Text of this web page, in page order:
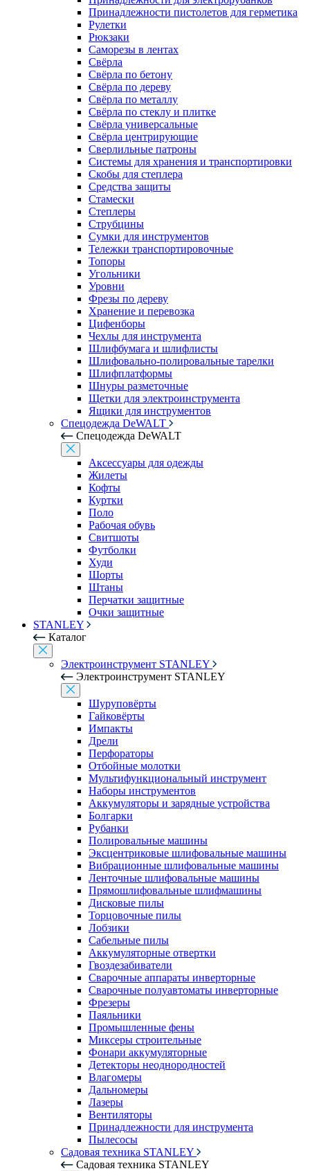
Принадлежности пистолетов для герметика
Рулетки
Рюкзаки
Саморезы в лентах
Свёрла
Свёрла по бетону
Свёрла по дереву
Свёрла по металлу
Свёрла по стеклу и плитке
Свёрла универсальные
Свёрла центрирующие
Сверлильные патроны
Системы для хранения и транспортировки
Скобы для степлера
Средства защиты
Стамески
Степлеры
Струбцины
Сумки для инструментов
Тележки транспортировочные
Топоры
Угольники
Уровни
Фрезы по дереву
Хранение и перевозка
Цифенборы
Чехлы для инструмента
Шлифбумага и шлифлисты
Шлифовально-полировальные тарелки
Шлифплатформы
Шнуры разметочные
Щетки для электроинструмента
Ящики для инструментов
Спецодежда DeWALT
Спецодежда DeWALT
Аксессуары для одежды
Жилеты
Кофты
Куртки
Поло
Рабочая обувь
Свитшоты
Футболки
Худи
Шорты
Штаны
Перчатки защитные
Очки защитные
STANLEY
Каталог
Электроинструмент STANLEY
Электроинструмент STANLEY
Шуруповёрты
Гайковёрты
Импакты
Дрели
Перфораторы
Отбойные молотки
Мультифункциональный инструмент
Наборы инструментов
Аккумуляторы и зарядные устройства
Болгарки
Рубанки
Полировальные машины
Эксцентриковые шлифовальные машины
Вибрационные шлифовальные машины
Ленточные шлифовальные машины
Прямошлифовальные шлифмашины
Дисковые пилы
Торцовочные пилы
Лобзики
Сабельные пилы
Аккумуляторные отвертки
Гвоздезабиватели
Сварочные аппараты инверторные
Сварочные полуавтоматы инверторные
Фрезеры
Паяльники
Промышленные фены
Миксеры строительные
Фонари аккумуляторные
Детекторы неоднородностей
Влагомеры
Дальномеры
Лазеры
Вентиляторы
Принадлежности для инструмента
Пылесосы
Садовая техника STANLEY
Садовая техника STANLEY